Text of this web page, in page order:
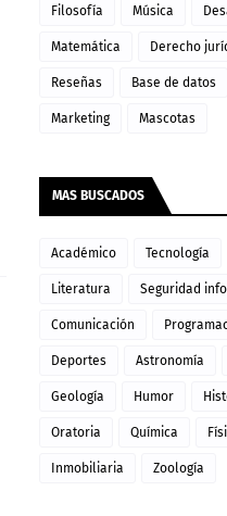
Filosofía Música
Matemática Derecho
Reseñas Base de datos
Marketing Mascotas
MAS BUSCADOS
Académico Tecnología
Literatura Seguridad
Comunicación
Deportes Astronomía
Geología Humor
Oratoria Química
Inmobiliaria Zoología